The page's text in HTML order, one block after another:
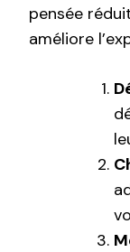
pensée
améliore